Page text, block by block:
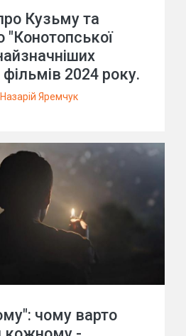
Кузьму та
2024 року.
Назарій Яремчук
чому варто